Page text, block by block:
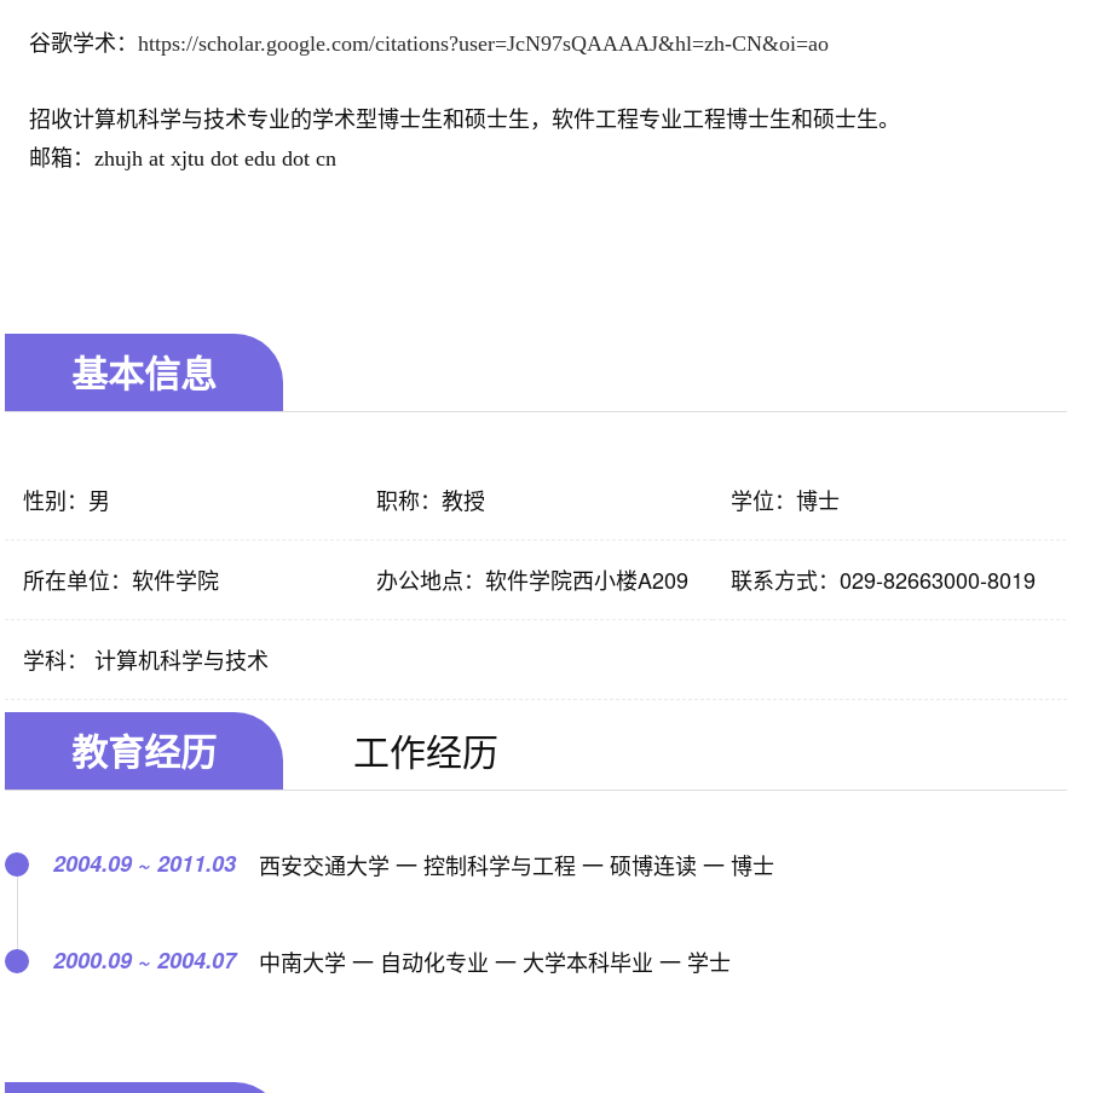
谷歌学术：https://scholar.google.com/citations?user=JcN97sQAAAAJ&hl=zh-CN&oi=ao
招收计算机科学与技术专业的学术型博士生和硕士生，软件工程专业工程博士生和硕士生。
邮箱：zhujh at xjtu dot edu dot cn
基本信息
性别：男 职称：教授 学位：博士
所在单位：软件学院 办公地点：软件学院西小楼A209 联系方式： 029-82663000-8019
学科： 计算机科学与技术
教育经历 工作经历
2004.09 ~ 2011.03 西安交通大学 一 控制科学与工程 一 硕博连读 一 博士
2000.09 ~ 2004.07 中南大学 一 自动化专业 一 大学本科毕业 一 学士